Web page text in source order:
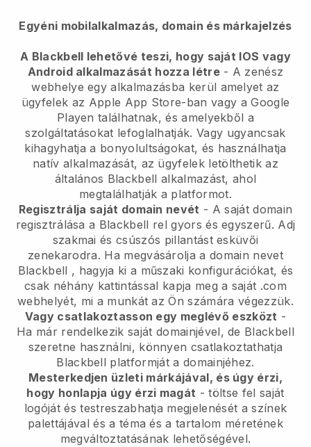
Egyéni mobilalkalmazás, domain és márkajelzés
A Blackbell lehetővé teszi, hogy saját IOS vagy
Android alkalmazását hozza létre- A zenész
webhelye egy alkalmazásba kerül amelyet az
ügyfelek az Apple App Store-ban vagy a Google
Playen találhatnak, és amelyekből a
szolgáltatásokat lefoglalhatják. Vagy ugyancsak
kihagyhatja a bonyolultságokat, és használhatja
natív alkalmazását, az ügyfelek letölthetik az
általános Blackbell alkalmazást, ahol
megtalálhatják a platformot.
Regisztrálja saját domain nevét - A saját domain
regisztrálása a Blackbell rel gyors és egyszerű. Adj
szakmai és csúszós pillantást esküvői
zenekarodra. Ha megvásárolja a domain nevet
Blackbell , hagyja ki a műszaki konfigurációkat, és
csak néhány kattintással kapja meg a saját .com
webhelyét, mi a munkát az Ön számára végezzük.
Vagy csatlakoztasson egy meglévő eszközt -
Ha már rendelkezik saját domainjével, de Blackbell
szeretne használni, könnyen csatlakoztathatja
Blackbell platformját a domainjéhez.
Mesterkedjen üzleti márkájával, és úgy érzi,
hogy honlapja úgy érzi magát - töltse fel saját
logóját és testreszabhatja megjelenését a színek
palettájával és a téma és a tartalom méretének
megváltoztatásának lehetőségével.